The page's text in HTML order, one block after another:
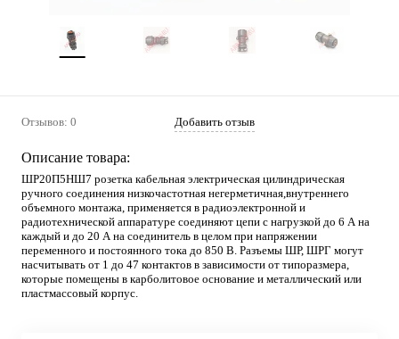
Отзывов: 0 Добавить отзыв
Описание товара:
ШР20П5НШ7 розетка кабельная электрическая цилиндрическая
ручного соединения низкочастотная негерметичная,внутреннего
объемного монтажа, применяется в радиоэлектронной и
радиотехнической аппаратуре соединяют цепи с нагрузкой до 6 А на
каждый и до 20 А на соединитель в целом при напряжении
переменного и постоянного тока до 850 В. Разъемы ШР, ШРГ могут
насчитывать от 1 до 47 контактов в зависимости от типоразмера,
которые помещены в карболитовое основание и металлический или
пластмассовый корпус.